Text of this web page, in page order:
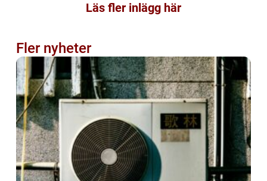
Läs fler inlägg här
Fler nyheter